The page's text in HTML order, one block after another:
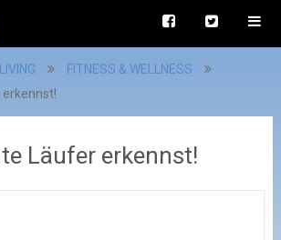
FITNESS & WELLNESS
Läufer erkennst!